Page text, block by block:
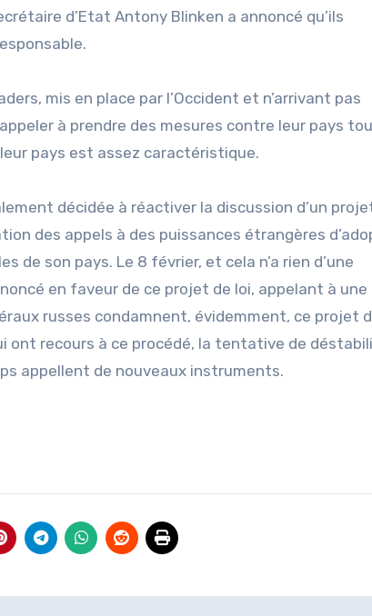
d’Etat Antony Blinken a annoncé qu’ils
mis en place par l’Occident et n’arrivant pas
à prendre des mesures contre leur pays
pays est assez caractéristique.
décidée à réactiver la discussion d’un
des appels à des puissances étrangères
de son pays. Le 8 février, et cela n’a rien d’une
en faveur de ce projet de loi, appelant à une
russes condamnent, évidemment, ce projet
ont recours à ce procédé, la tentative de
appellent de nouveaux instruments.